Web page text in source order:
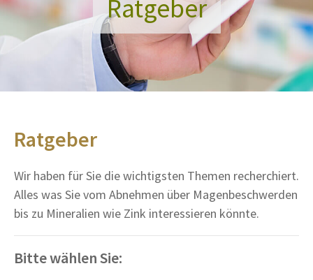
Ratgeber
Ratgeber
Wir haben für Sie die wichtigsten Themen recherchiert.
Alles was Sie vom Abnehmen über Magenbeschwerden
bis zu Mineralien wie Zink interessieren könnte.
Bitte wählen Sie: